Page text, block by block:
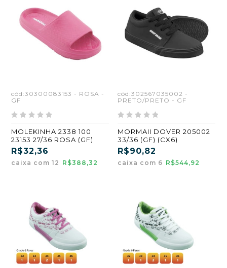
cód:30300083153 - ROSA -
GF
MOLEKINHA 2338 100
23153 27/36 ROSA (GF)
R$32,36
caixa com 12 R$388,32
cód:302567035002 -
PRETO/PRETO - GF
MORMAII DOVER 205002
33/36 (GF) (CX6)
R$90,82
caixa com 6 R$544,92